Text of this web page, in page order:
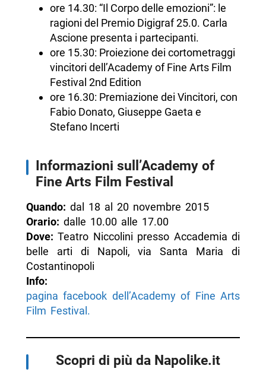
ore 14.30: “Il Corpo delle emozioni”: le
ragioni del Premio Digigraf 25.0. Carla
Ascione presenta i partecipanti.
ore 15.30: Proiezione dei cortometraggi
vincitori dell’Academy of Fine Arts Film
Festival 2nd Edition
ore 16.30: Premiazione dei Vincitori, con
Fabio Donato, Giuseppe Gaeta e
Stefano Incerti
Informazioni sull’Academy of
Fine Arts Film Festival
Quando: dal 18 al 20 novembre 2015
Orario: dalle 10.00 alle 17.00
Dove: Teatro Niccolini presso Accademia di
belle arti di Napoli, via Santa Maria di
Costantinopoli
Info:
pagina facebook dell’Academy of Fine Arts
Film Festival.
Scopri di più da Napolike.it